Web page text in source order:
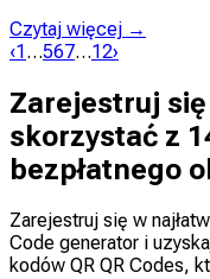
Czytaj więcej →
‹1…567…12›
Zarejestruj
skorzystać z
bezpłatnego
Zarejestruj się w
Code generator i
kodów QR QR Codes,